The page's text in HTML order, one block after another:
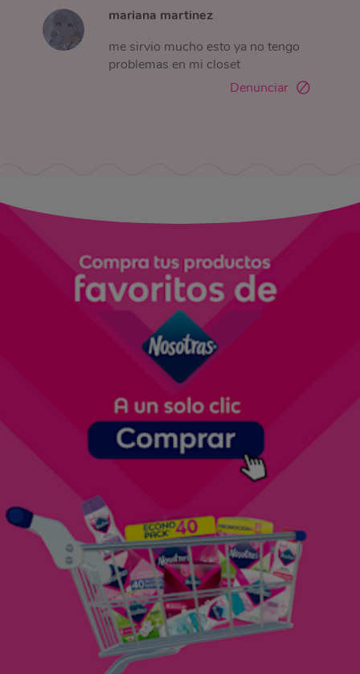
mariana martinez
me sirvio mucho esto ya no tengo
problemas en mi closet
Denunciar